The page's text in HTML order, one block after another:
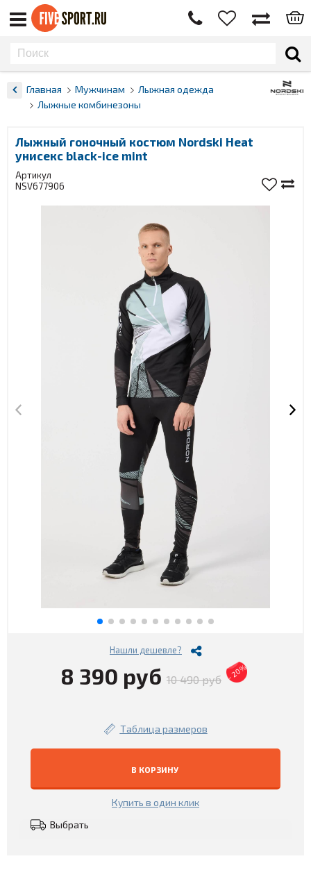
Главная Мужчинам
Лыжная одежда
Лыжные комбинезоны
Лыжный гоночный костюм Nordski Heat
унисекс black-ice mint
Артикул
NSV677906
Нашли дешевле?
8 390 руб 10 490 руб - 20%
Таблица размеров
В КОРЗИНУ
Купить в один клик
Выбрать